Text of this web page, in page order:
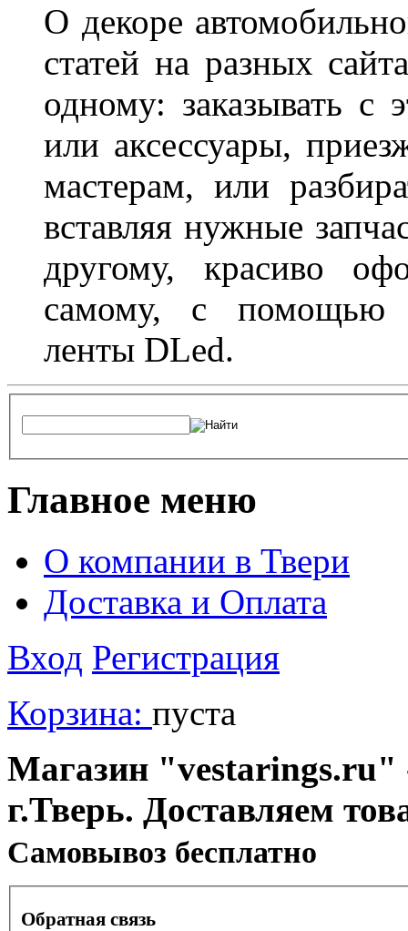
О декоре
статей на разных
одному: заказывать с
или аксессуары,
мастерам, или
вставляя нужные
другому, красиво
самому, с помощью
ленты DLed.
Главное меню
О компании в Твери
Доставка и Оплата
Вход Регистрация
Корзина: пуста
Магазин "vestarings.ru"
г.Тверь. Доставляем
Cамовывоз бесплатно
Обратная связь